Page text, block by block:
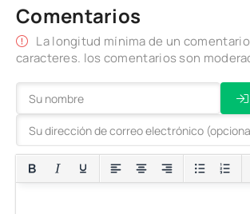
Comentarios
La longitud mínima de un
caracteres. los comentarios son